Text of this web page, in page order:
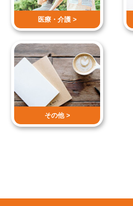
医療・介護 >
その他 >